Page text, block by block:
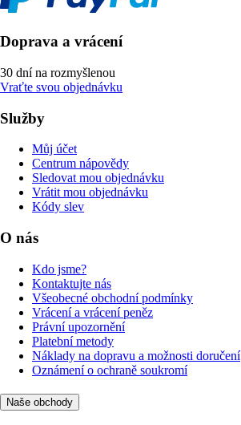
Doprava a vrácení
30 dní na rozmyšlenou
Vraťte svou objednávku
Služby
Můj účet
Centrum nápovědy
Sledovat mou objednávku
Vrátit mou objednávku
Kódy slev
O nás
Kdo jsme?
Kontaktujte nás
Všeobecné obchodní podmínky
Vrácení a vrácení peněz
Právní upozornění
Platební metody
Náklady na dopravu a možnosti doručení
Oznámení o ochraně soukromí
Naše obchody